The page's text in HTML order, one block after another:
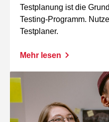
Testplanung ist die
Testing-Programm.
Testplaner.
Mehr lesen